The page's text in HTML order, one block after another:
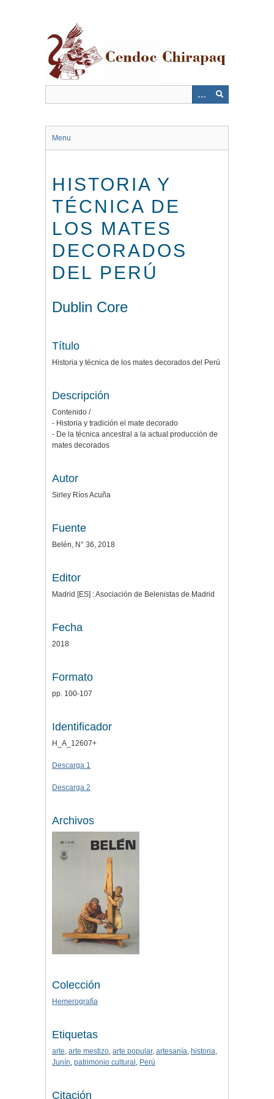
Menu
HISTORIA Y
TÉCNICA DE
LOS MATES
DECORADOS
DEL PERÚ
Dublin Core
Título
Historia y técnica de los mates decorados del Perú
Descripción
Contenido /
- Historia y tradición el mate decorado
- De la técnica ancestral a la actual producción de
mates decorados
Autor
Sirley Ríos Acuña
Fuente
Belén, N° 36, 2018
Editor
Madrid [ES] : Asociación de Belenistas de Madrid
Fecha
2018
Formato
pp. 100-107
Identificador
H_A_12607+
Descarga 1
Descarga 2
Archivos
Colección
Hemerografía
Etiquetas
arte, arte mestizo, arte popular, artesanía, historia,
Junín, patrimonio cultural , Perú
Citación